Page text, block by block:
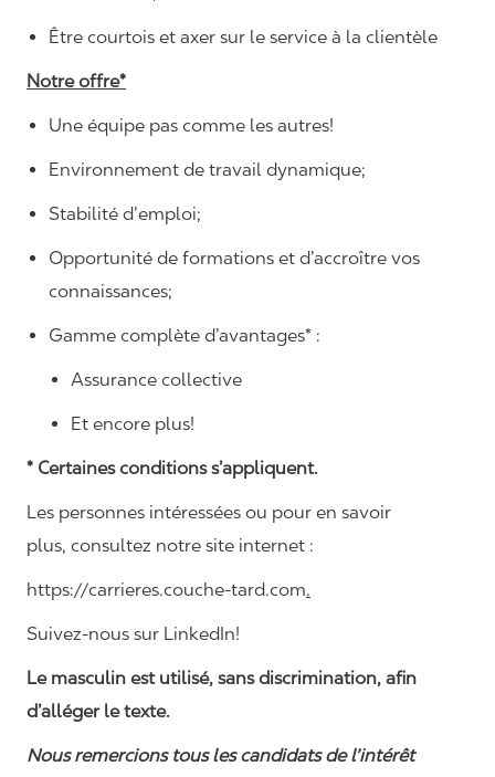
Être courtois et axer sur le service à la clientèle
Notre offre*
Une équipe pas comme les autres!
Environnement de travail dynamique;
Stabilité d’emploi;
Opportunité de formations et d’accroître vos
connaissances;
Gamme complète d’avantages* :
Assurance collective
Et encore plus!
* Certaines conditions s’appliquent.
Les personnes intéressées ou pour en savoir
plus, consultez notre site internet :
https://carrieres.couche-tard.com.
Suivez-nous sur LinkedIn!
Le masculin est utilisé, sans discrimination, afin
d’alléger le texte.
Nous remercions tous les candidats de l’intérêt